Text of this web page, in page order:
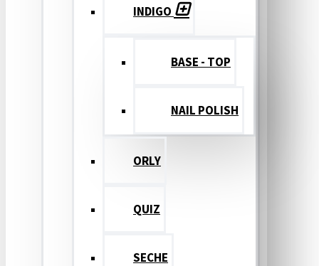
INDIGO
BASE - TOP
NAIL POLISH
ORLY
QUIZ
SECHE